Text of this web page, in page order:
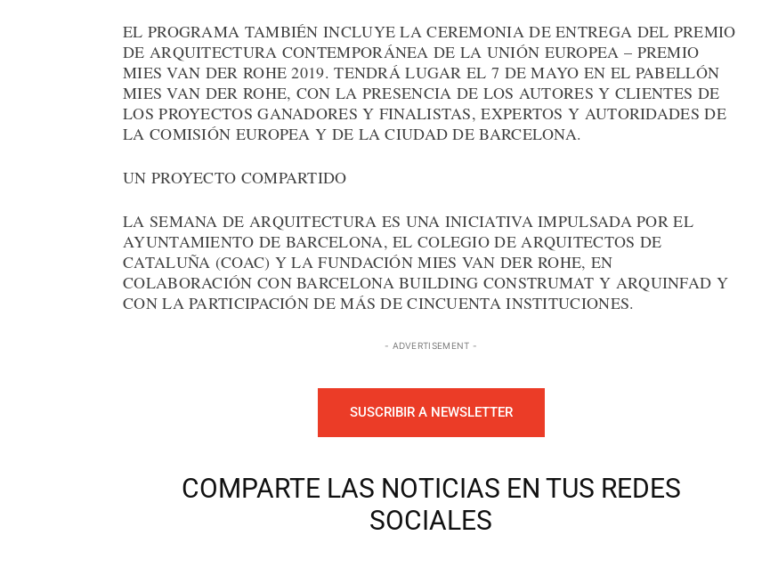
EL PROGRAMA TAMBIÉN INCLUYE LA CEREMONIA DE ENTREGA DEL PREMIO
DE ARQUITECTURA CONTEMPORÁNEA DE LA UNIÓN EUROPEA – PREMIO
MIES VAN DER ROHE 2019. TENDRÁ LUGAR EL 7 DE MAYO EN EL PABELLÓN
MIES VAN DER ROHE, CON LA PRESENCIA DE LOS AUTORES Y CLIENTES DE
LOS PROYECTOS GANADORES Y FINALISTAS, EXPERTOS Y AUTORIDADES DE
LA COMISIÓN EUROPEA Y DE LA CIUDAD DE BARCELONA.
UN PROYECTO COMPARTIDO
LA SEMANA DE ARQUITECTURA ES UNA INICIATIVA IMPULSADA POR EL
AYUNTAMIENTO DE BARCELONA, EL COLEGIO DE ARQUITECTOS DE
CATALUÑA (COAC) Y LA FUNDACIÓN MIES VAN DER ROHE, EN
COLABORACIÓN CON BARCELONA BUILDING CONSTRUMAT Y ARQUINFAD Y
CON LA PARTICIPACIÓN DE MÁS DE CINCUENTA INSTITUCIONES.
- ADVERTISEMENT -
SUSCRIBIR A NEWSLETTER
COMPARTE LAS NOTICIAS EN TUS REDES
SOCIALES